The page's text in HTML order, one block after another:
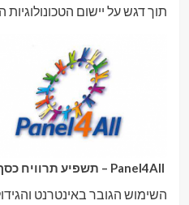
תוך דגש על יישום
השימוש הגובר באינטרנט